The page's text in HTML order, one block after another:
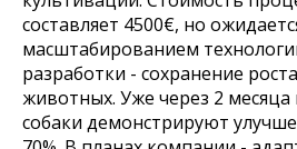
составляет 4500€, но
масштабированием
разработки - сохранение
животных. Уже через 2 месяца
собаки демонстрируют